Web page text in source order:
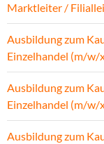
Marktleiter /
Ausbildung zum
Einzelhandel (m/w/
Ausbildung zum
Einzelhandel (m/w/
Ausbildung zum